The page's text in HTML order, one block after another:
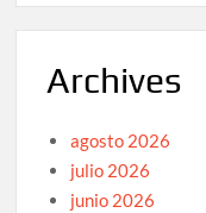
Archives
agosto 2026
julio 2026
junio 2026